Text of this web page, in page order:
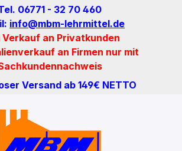
06771 - 32 70 460
info@mbm-lehrmittel.de
Verkauf an Privatkunden
an Firmen nur mit
Versand ab 149€ NETTO